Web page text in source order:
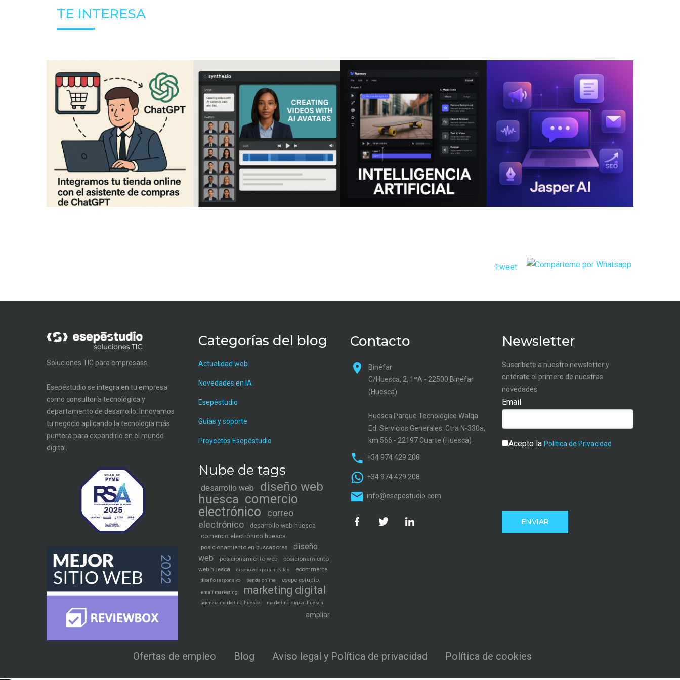
TE INTERESA
Tweet
Soluciones TIC para empresass.
Esepéstudio se integra en tu empresa
como consultoría tecnológica y
departamento de desarrollo. Innovamos
tu negocio aplicando la tecnología más
puntera para expandirlo en el mundo
digital.
Categorías del blog
Actualidad web
Novedades en IA
Esepéstudio
Guías y soporte
Proyectos Esepéstudio
Nube de tags
desarrollo web
diseño web
huesca comercio
electrónico
correo
electrónico
desarrollo web huesca
comercio electrónico huesca
posicionamiento en buscadores
diseño
web
posicionamiento web
posicionamiento
web huesca
diseño web para móviles ecommerce
diseño responsivo tienda online esepe estudio
email marketing marketing digital
agencia marketing huesca marketing digital huesca
ampliar
Contacto
Binéfar
C/Huesca, 2, 1ºA - 22500 Binéfar
(Huesca)
Huesca Parque Tecnológico Walqa
Ed. Servicios Generales. Ctra N-330a,
km 566 - 22197 Cuarte (Huesca)
+34 974 429 208
+34 974 429 208
info@esepestudio.com
Newsletter
Suscríbete a nuestro newsletter y
entérate el primero de nuestras
novedades
Email
Acepto la Política de Privacidad
Ofertas de empleo Blog Aviso legal y Política de privacidad Política de cookies